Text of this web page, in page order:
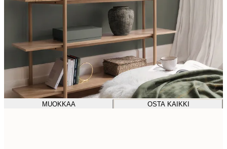
MUOKKAA OSTA KAIKKI